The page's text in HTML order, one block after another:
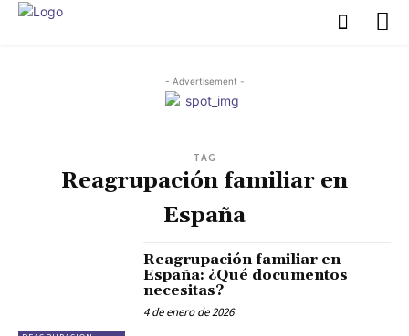
- Advertisement -
TAG
Reagrupación familiar en
España
Reagrupación familiar en
España: ¿Qué documentos
necesitas?
4 de enero de 2026